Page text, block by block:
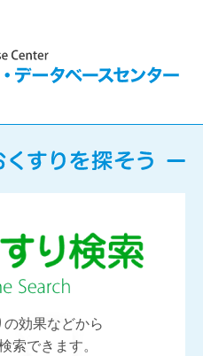
効果などから
索できます。